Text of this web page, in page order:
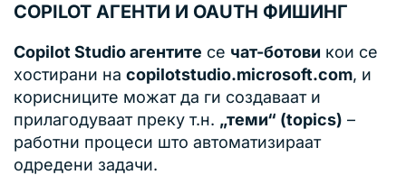
COPILOT АГЕНТИ И OAUTH ФИШИНГ
Copilot Studio агентите се чат-ботови кои се
хостирани на copilotstudio.microsoft.com, и
корисниците можат да ги создаваат и
прилагодуваат преку т.н. „теми“ (topics) –
работни процеси што автоматизираат
одредени задачи.